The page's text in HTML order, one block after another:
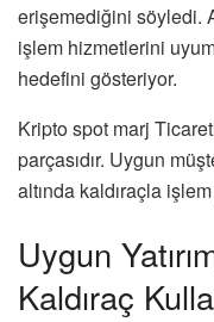
erişemediğini söyledi.
işlem hizmetlerini
hedefini gösteriyor.
Kripto spot marj
parçasıdır. Uygun
altında kaldıraçla
Uygun
Kaldıraç